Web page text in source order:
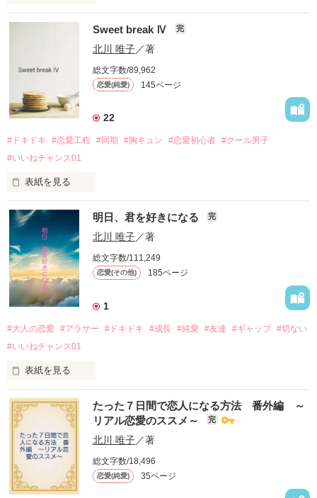
その裏側で起きていたサイドストーリー
【あなたは、心の中に自分ではない
ほんのり不思議でちょっぴり刹那い
大人の恋愛ストーリー
2023.12.24　更新
（1章全アップしました(^^)/）
・・・・・・・・・・・・・・・・・
久々の新作です(^^)
いつもとはひと味違う大人女子の恋愛もの
物語は2部構成
只今前半の１章を公開中！
以後２章は不定期で更新予定
１章目を読んで
是非本箱へご登録願います♪
”たった7日間で恋人になる方法”
問題なく楽しめますが
合わせてお読みいただけると
ギャップが楽しめます（笑）
・・・・・・・・・
謎の男性（？）
・・・・・・・・・
突然訪れた、運命的な出会い
妄想？それとも現実？
最後のページで
あなたも
栞と共に恋に落ちる
２０１７に投稿した【栞の恋】
☆お知らせ☆
運命的な出逢いをした日から
数日後のお話
第二章として【栞の愛】追加しました
その後の二人が気になる方のみ
Sweet break Ⅳ 完
北川 唯子／著
総文字数/89,962
恋愛(純愛) 145ページ
22
#ドキドキ #恋愛工程 #同期 #胸キュン #恋愛初心者 #クール男子
#いいねチャンス01
表紙を見る
☆☆☆☆
恋愛初心者ＯＬ
倉沢　朱音（２４）
×
関　諒太（２５）
好きな人と両想いになったら
超天然ＯＬが一から学ぶ
恋愛工程ストーリー（笑）
未だ手を繋ぐことさえ
まともにできない朱音に
異性の後輩が出来て…
関君との関係に新たな変化が訪れる！？
明日、君を好きになる 完
北川 唯子／著
総文字数/111,249
恋愛(その他) 185ページ
1
#大人の恋愛 #アラサー #ドキドキ #成長 #純愛 #友達 #ギャップ #切ない
#いいねチャンス01
表紙を見る
☆☆☆☆☆☆☆☆
自分の進むべき道を模索中の
カフェ店員
進藤　江梨子（28）
たった７日間で恋人になる方法 番外編 ～
リアル恋愛のススメ～
完
北川 唯子／著
総文字数/18,496
恋愛(純愛) 35ページ